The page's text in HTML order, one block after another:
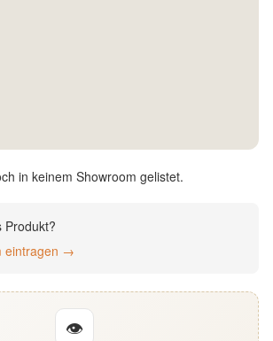
in keinem Showroom gelistet.
Produkt?
eintragen →
👁